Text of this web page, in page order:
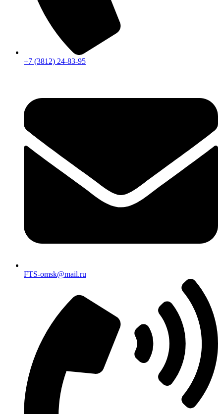
+7 (3812) 24-83-95
FTS-omsk@mail.ru